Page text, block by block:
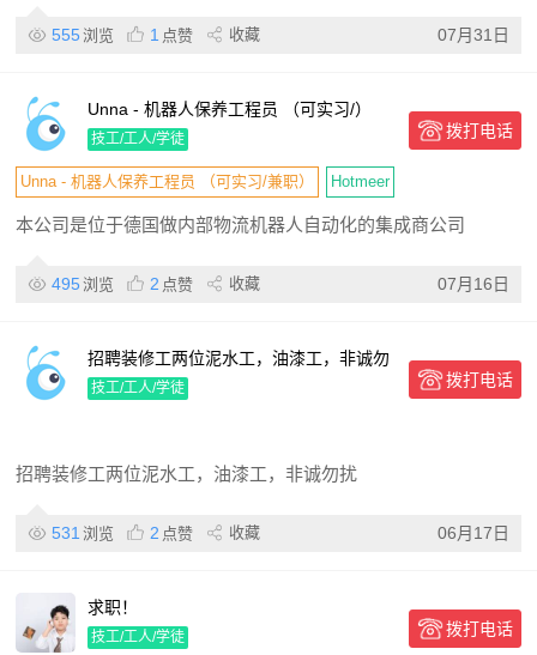
555 浏览 1 点赞 收藏 07月31日
Unna - 机器人保养工程员 （可实习/）
技工/工人/学徒 拨打电话
Unna - 机器人保养工程员 （可实习/兼职） Hotmeer
本公司是位于德国做内部物流机器人自动化的集成商公司
495 浏览 2 点赞 收藏 07月16日
招聘装修工两位泥水工，油漆工，非诚勿
扰
技工/工人/学徒 拨打电话
招聘装修工两位泥水工，油漆工，非诚勿扰
531 浏览 2 点赞 收藏 06月17日
求职！
技工/工人/学徒 拨打电话